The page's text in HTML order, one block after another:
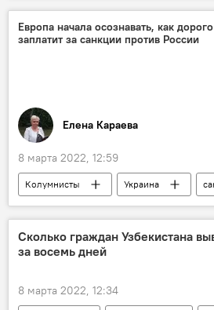
Европа начала осознавать, как дорого
заплатит за санкции против России
Елена Караева
8 марта 2022, 12:59
Колумнисты Украина
Европа
Сколько граждан Узбекистана
за восемь дней
8 марта 2022, 12:34